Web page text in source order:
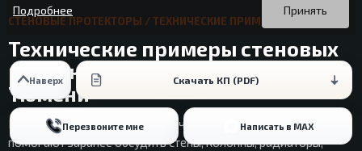
СТЕНОВЫЕ ПРОТЕКТОРЫ / ТЕХНИЧЕСКИЕ ПРИМЕРЫ
Технические примеры стеновых
протекторов для планирования в
Тюмени
Кейсы ниже не подменяют расчет объекта в Тюмени, но
помогают заранее обсудить стены, колонны, радиаторы,
Наверх Скачать КП (PDF)
Перезвоните мне Написать в MAX
источниках или изменить настройки своего браузера.
настроек вы даете согласие на использование ваших cookie-
файлов.
Принять
Подробнее